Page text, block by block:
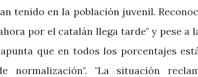
tenido en la población juvenil.
por el catalán llega tarde" y pese a
que en todos los porcentajes
normalización". "La situación